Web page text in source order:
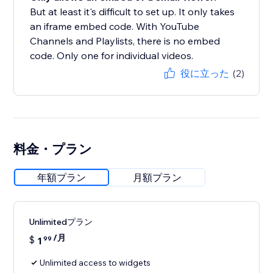
But at least it's difficult to set up. It only takes
an iframe embed code. With YouTube
Channels and Playlists, there is no embed
code. Only one for individual videos.
役に立った (2)
料金・プラン
年額プラン 月額プラン
Unlimitedプラン
$ 1 99 /月
Unlimited access to widgets